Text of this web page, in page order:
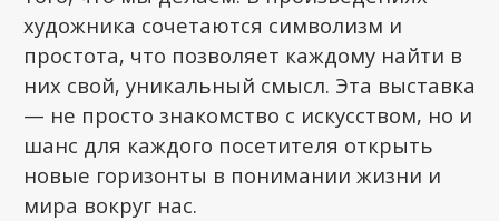
художника сочетаются символизм и
простота, что позволяет каждому найти в
них свой, уникальный смысл. Эта выставка
— не просто знакомство с искусством, но и
шанс для каждого посетителя открыть
новые горизонты в понимании жизни и
мира вокруг нас.